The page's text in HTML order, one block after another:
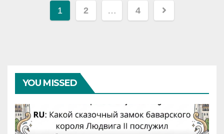
Навигация
1 2 … 4
YOU MISSED